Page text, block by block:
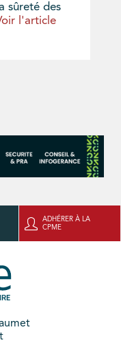
sûreté des
l'article
ADHÉRER À LA
CPME